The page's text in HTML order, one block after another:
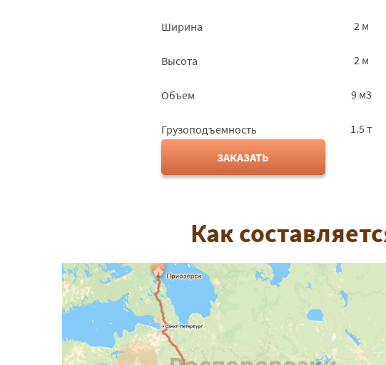
Ширина 2 м
Высота 2 м
Объем 9 м3
Грузоподъемность
1.5 т
ЗАКАЗАТЬ
Как